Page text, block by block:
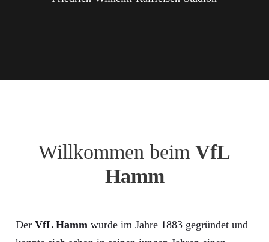
Willkommen beim VfL
Hamm
Der VfL Hamm wurde im Jahre 1883 gegründet und